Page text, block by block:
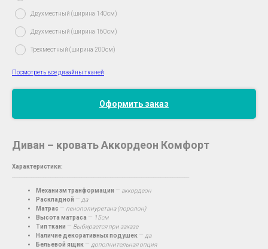
Двухместный (ширина 140см)
Двухместный (ширина 160см)
Трехместный (ширина 200см)
Посмотреть все дизайны тканей
Оформить заказ
Диван – кровать Аккордеон Комфорт
Характеристики:
Механизм транформации — аккордеон
Раскладной — да
Матрас — пенополиуретана (поролон)
Высота матраса — 15см
Тип ткани — Выбирается при заказе
Наличие декоративных подушек — да
Бельевой ящик — дополнительная опция